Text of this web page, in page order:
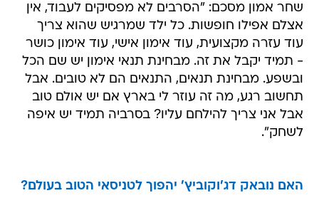
שחר אמון מסכם: "הסרבים לא מפסיקים לעבוד, אין
אצלם אפילו חופשות. כל ילד שמרגיש שהוא צריך
עוד עזרה מקצועית, עוד אימון אישי, עוד אימון כושר
- תמיד יקבל את זה. מבחינת תנאי אימון יש שם הכל
ובשפע. מבחינת תנאים, התנאים הם לא טובים. אבל
תחשוב רגע, מה זה עוזר לי בארץ אם יש אולם טוב
אבל אני צריך להילחם עליו? בסרביה תמיד יש איפה
לשחק".
האם נובאק דג'וקוביץ' יהפוך לטניסאי הטוב בעולם?